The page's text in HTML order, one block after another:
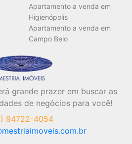
Apartamento a venda em
Higienópolis
Apartamento a venda em
Campo Belo
grande prazer em buscar as
de negócios para você!
94722-4054